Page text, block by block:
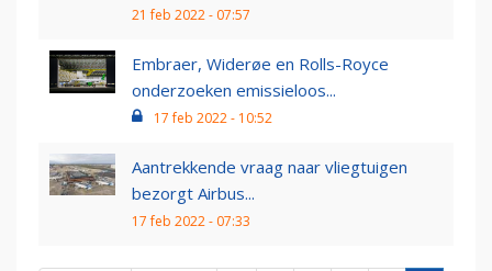
21 feb 2022 - 07:57
Embraer, Widerøe en Rolls-Royce
onderzoeken emissieloos...
17 feb 2022 - 10:52
Aantrekkende vraag naar vliegtuigen
bezorgt Airbus...
17 feb 2022 - 07:33